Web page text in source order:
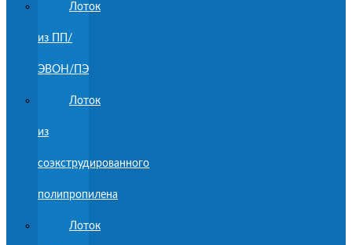
Лоток
из ПП/
ЭВОН/ПЭ
Лоток
из
соэкструдированного
полипропилена
Лоток